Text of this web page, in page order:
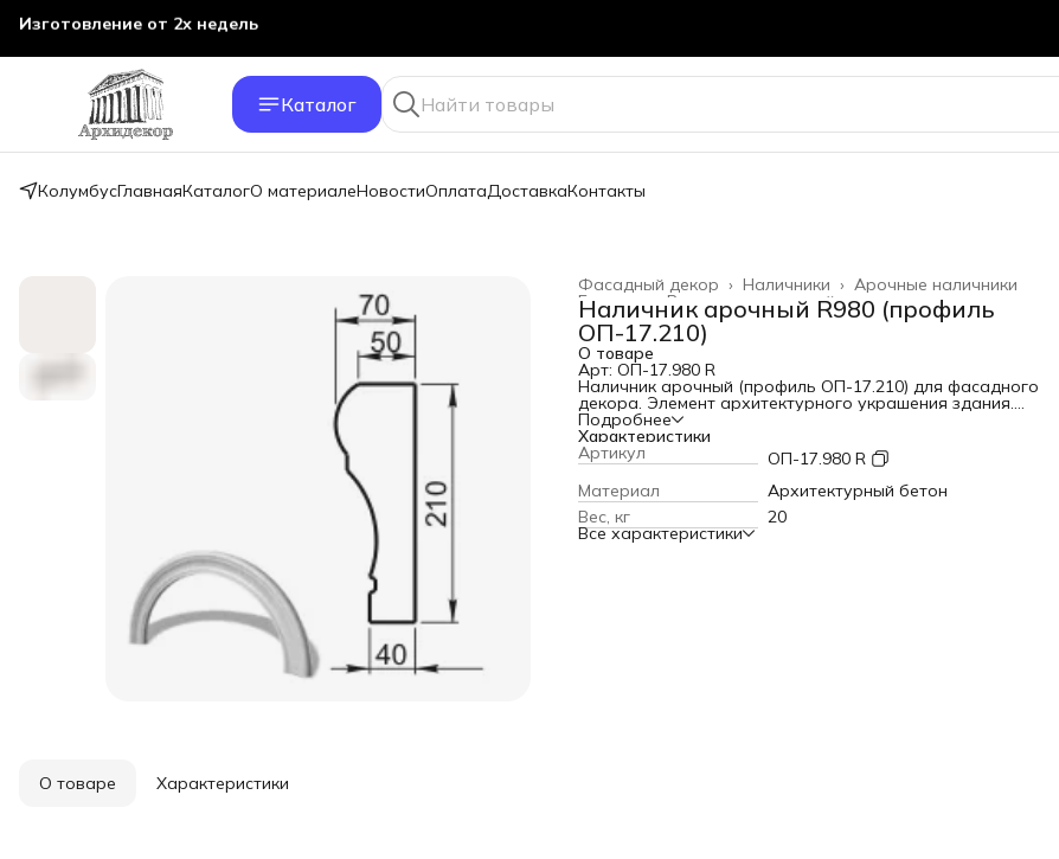
Изготовление от 2х недель
Каталог
КолумбусГлавнаяКаталогО материалеНовостиОплатаДоставкаКонтакты
Арочные наличники
Наличники ›
Фасадный декор ›
Весь архитектурный декор ›
Главная ›
Наличник арочный R980 (профиль
ОП-17.210)
О товаре
Арт: ОП-17.980 R
Наличник арочный (профиль ОП-17.210) для фасадного
декора. Элемент архитектурного украшения здания.
Применяется для обрамления оконных и дверных проемов.
Может использоваться как карниз.
Высота: 210 мм
Вылет от стены: 70 мм
Длина: мм
Вес: 20 кг
Подробнее
Характеристики
Артикул
ОП-17.980 R
Материал
Архитектурный бетон
Вес, кг
20
Все характеристики
О товаре Характеристики